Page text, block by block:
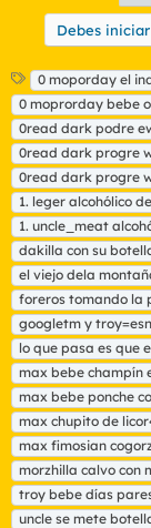
Debes
E
t
i
q
u
e
t
a
s
0 moporday el
0 moprorday bebe
0read dark podre
0read dark progre
0read dark progre
1. leger alcohólico
1. uncle_meat
dakilla con su
el viejo dela
foreros tomando la
googletm y
lo que pasa es que
max bebe champín
max bebe ponche
max chupito de
max fimosian
morzhilla calvo con
troy bebe días
uncle se mete